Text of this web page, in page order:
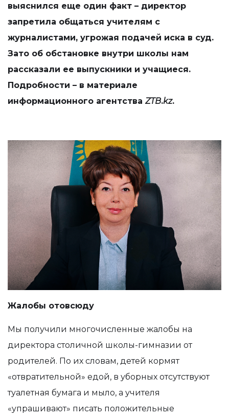
выяснился еще один факт – директор
запретила общаться учителям с
журналистами, угрожая подачей иска в суд.
Зато об обстановке внутри школы нам
рассказали ее выпускники и учащиеся.
Подробности – в материале
информационного агентстваZTB.kz.
Жалобы отовсюду
Мы получили многочисленные жалобы на
директора столичной школы-гимназии от
родителей. По их словам, детей кормят
«отвратительной» едой, в уборных отсутствуют
туалетная бумага и мыло, а учителя
«упрашивают» писать положительные